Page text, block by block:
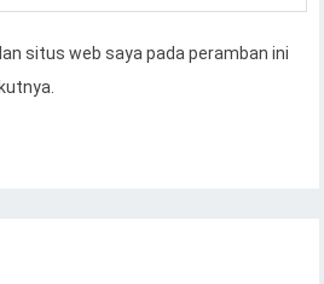
situs web saya pada peramban ini